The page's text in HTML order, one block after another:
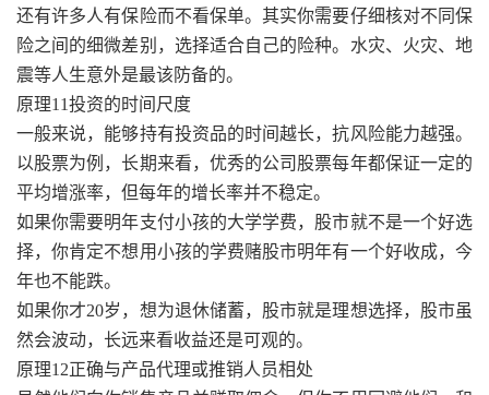
还有许多人有保险而不看保单。其实你需要仔细核对不同保
险之间的细微差别，选择适合自己的险种。水灾、火灾、地
震等人生意外是最该防备的。
原理11投资的时间尺度
一般来说，能够持有投资品的时间越长，抗风险能力越强。
以股票为例，长期来看，优秀的公司股票每年都保证一定的
平均增涨率，但每年的增长率并不稳定。
如果你需要明年支付小孩的大学学费，股市就不是一个好选
择，你肯定不想用小孩的学费赌股市明年有一个好收成，今
年也不能跌。
如果你才20岁，想为退休储蓄，股市就是理想选择，股市虽
然会波动，长远来看收益还是可观的。
原理12正确与产品代理或推销人员相处